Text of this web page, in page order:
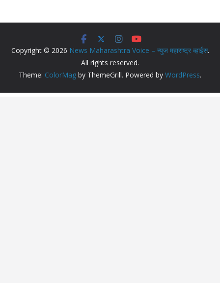
Copyright © 2026 News Maharashtra Voice – न्युज महाराष्ट्र व्हाईस.
All rights reserved.
Theme: ColorMag by ThemeGrill. Powered by WordPress.